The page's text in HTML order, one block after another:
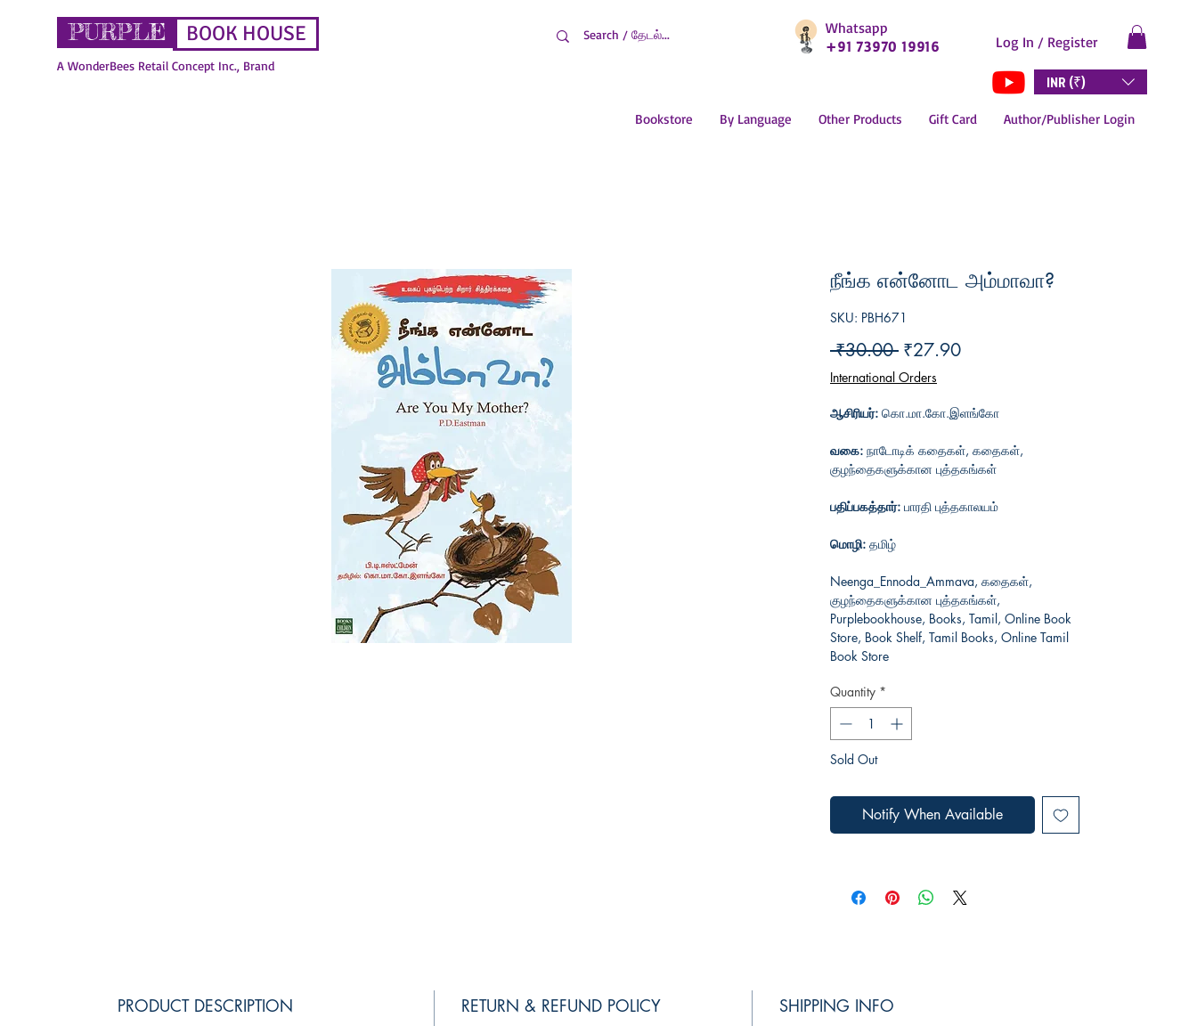
BOOK HOUSE
PURPLE
A WonderBees Retail Concept Inc., Brand
Whatsapp
+91 73970 19916
Log In / Register
INR (₹)
Bookstore By Language Other Products Gift Card Author/Publisher Login
நீங்க என்னோட அம்மாவா?
SKU: PBH671
₹30.00 Regular
Price
₹27.90Sale
International Orders
ஆசிரியர்: கொ.மா.கோ.இளங்கோ
வகை: நாடோடிக் கதைகள், கதைகள்,
குழந்தைகளுக்கான புத்தகங்கள்
பதிப்பகத்தார்: பாரதி புத்தகாலயம்
மொழி: தமிழ்
Neenga_Ennoda_Ammava, கதைகள்,
குழந்தைகளுக்கான புத்தகங்கள்,
Purplebookhouse, Books, Tamil, Online Book
Store, Book Shelf, Tamil Books, Online Tamil
Book Store
Quantity *
Sold Out
Notify When Available
PRODUCT DESCRIPTION RETURN & REFUND POLICY SHIPPING INFO